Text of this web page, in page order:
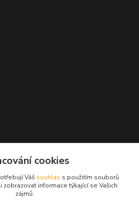
cookies
Váš souhlas s použitím souborů
zobrazovat informace týkající se Vašich
zájmů.